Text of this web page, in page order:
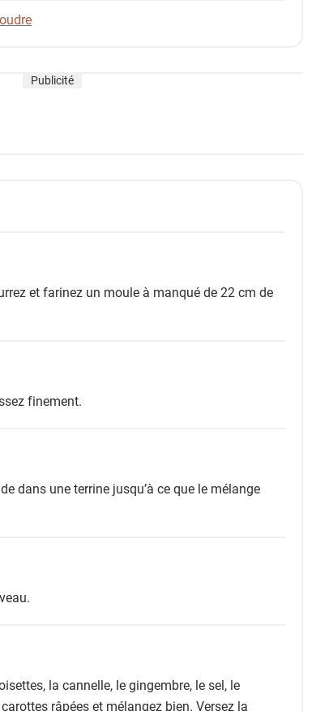
Publicité
et farinez un moule à manqué de 22 cm de
finement.
dans une terrine jusqu’à ce que le mélange
la cannelle, le gingembre, le sel, le
râpées et mélangez bien. Versez la